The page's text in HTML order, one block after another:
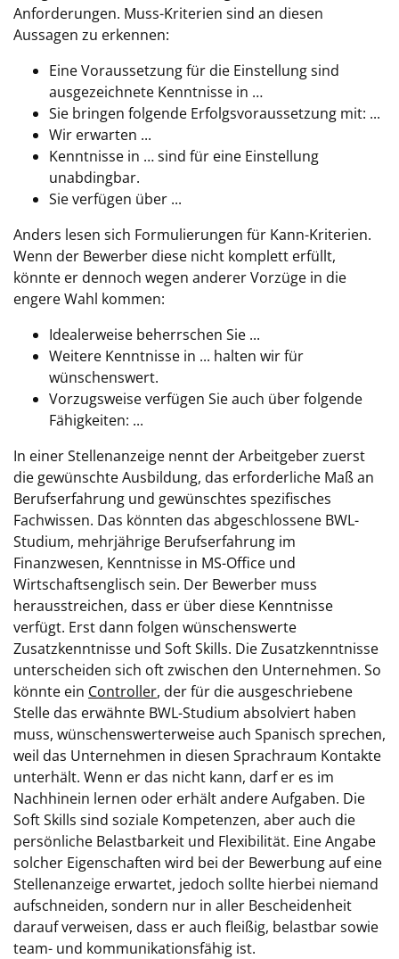
Anforderungen. Muss-Kriterien sind an diesen
Aussagen zu erkennen:
Eine Voraussetzung für die Einstellung sind
ausgezeichnete Kenntnisse in …
Sie bringen folgende Erfolgsvoraussetzung mit: ...
Wir erwarten ...
Kenntnisse in … sind für eine Einstellung
unabdingbar.
Sie verfügen über ...
Anders lesen sich Formulierungen für Kann-Kriterien.
Wenn der Bewerber diese nicht komplett erfüllt,
könnte er dennoch wegen anderer Vorzüge in die
engere Wahl kommen:
Idealerweise beherrschen Sie ...
Weitere Kenntnisse in ... halten wir für
wünschenswert.
Vorzugsweise verfügen Sie auch über folgende
Fähigkeiten: ...
In einer Stellenanzeige nennt der Arbeitgeber zuerst
die gewünschte Ausbildung, das erforderliche Maß an
Berufserfahrung und gewünschtes spezifisches
Fachwissen. Das könnten das abgeschlossene BWL-
Studium, mehrjährige Berufserfahrung im
Finanzwesen, Kenntnisse in MS-Office und
Wirtschaftsenglisch sein. Der Bewerber muss
herausstreichen, dass er über diese Kenntnisse
verfügt. Erst dann folgen wünschenswerte
Zusatzkenntnisse und Soft Skills. Die Zusatzkenntnisse
unterscheiden sich oft zwischen den Unternehmen. So
könnte ein Controller, der für die ausgeschriebene
Stelle das erwähnte BWL-Studium absolviert haben
muss, wünschenswerterweise auch Spanisch sprechen,
weil das Unternehmen in diesen Sprachraum Kontakte
unterhält. Wenn er das nicht kann, darf er es im
Nachhinein lernen oder erhält andere Aufgaben. Die
Soft Skills sind soziale Kompetenzen, aber auch die
persönliche Belastbarkeit und Flexibilität. Eine Angabe
solcher Eigenschaften wird bei der Bewerbung auf eine
Stellenanzeige erwartet, jedoch sollte hierbei niemand
aufschneiden, sondern nur in aller Bescheidenheit
darauf verweisen, dass er auch fleißig, belastbar sowie
team- und kommunikationsfähig ist.